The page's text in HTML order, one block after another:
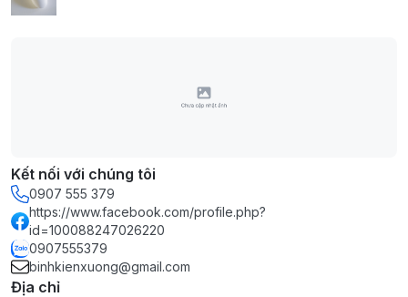
Kết nối với chúng tôi
0907 555 379
https://www.facebook.com/profile.php?
id=100088247026220
0907555379
binhkienxuong@gmail.com
Địa chỉ